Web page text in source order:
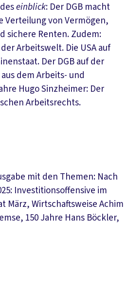
einblick: Der DGB macht
Verteilung von Vermögen,
sichere Renten. Zudem:
Arbeitswelt. Die USA auf
Der DGB auf der
dem Arbeits- und
Hugo Sinzheimer: Der
Arbeitsrechts.
mit den Themen: Nach
Investitionsoffensive im
März, Wirtschaftsweise Achim
150 Jahre Hans Böckler,